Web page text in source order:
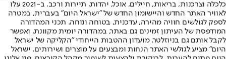
כלכלה וצרכנות, בריאות, חיילים, אוכל, יהדות, תיירות ורכב. ב-2021 עלו
לאוויר האתר החדש והיישומון החדש של "ישראל היום" בעברית, במטרה
לספק לגולשים חוויה מהירה, עדכנית, בטוחה ונוחה. תכני המהדורה
המודפסת של העיתון זמינים גם באתר, במהדורה יומית מקוונת, ואפשר
לקבל אותם גם בניוזלטר. מועדון ההטבות הייחודי "הקליקה של ישראל
היום" מציע לגולשי האתר הנחות ומבצעים על מוצרים ושירותים. ישראל